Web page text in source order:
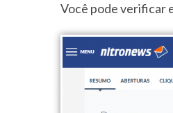
Você pode verificar